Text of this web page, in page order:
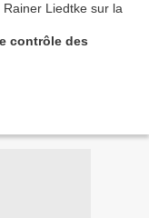
contrôle des